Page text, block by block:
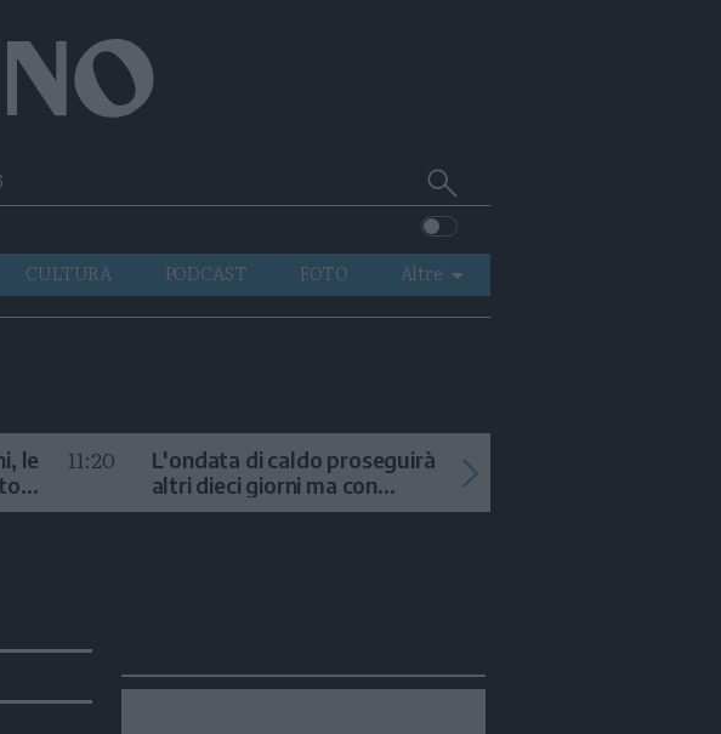
Cerca
su
Trentino
CULTURA PODCAST FOTO
Altre
VIDEO
le
11:20
L'ondata di caldo proseguirà
altri dieci giorni ma con
temporali